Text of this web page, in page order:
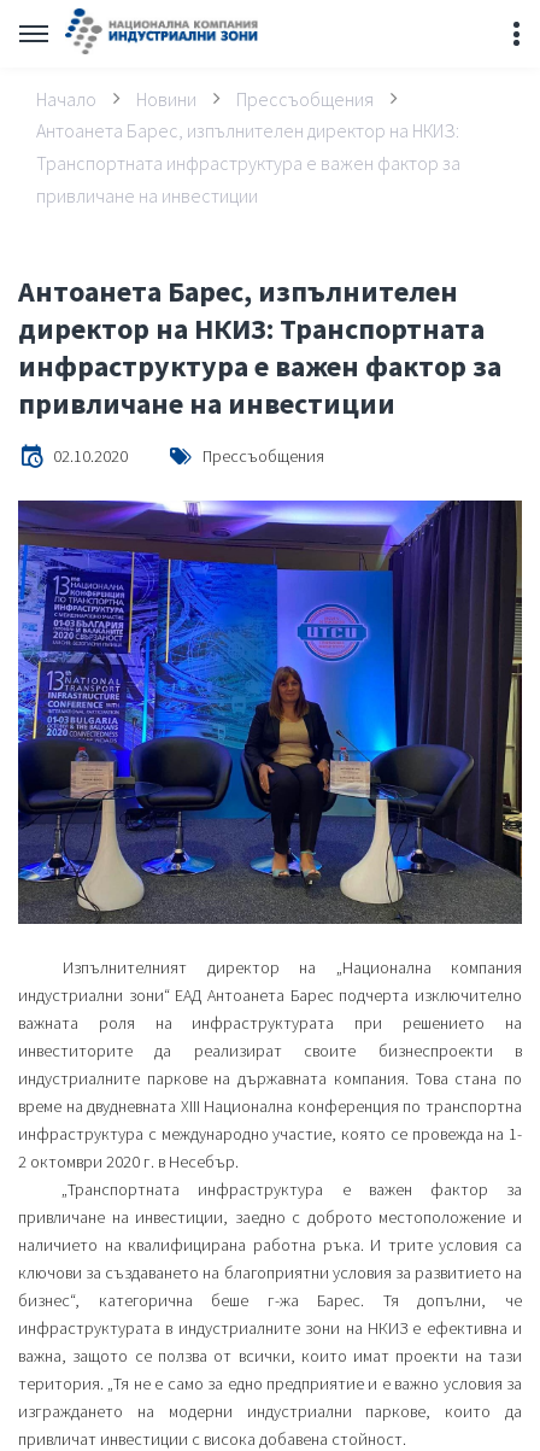
Начало Новини
Прессъобщения
Антоанета Барес, изпълнителен директор на НКИЗ:
Транспортната инфраструктура е важен фактор за
привличане на инвестиции
Антоанета Барес, изпълнителен
директор на НКИЗ: Транспортната
инфраструктура е важен фактор за
привличане на инвестиции
02.10.2020 Прессъобщения
Изпълнителният директор на „Национална компания
индустриални зони“ ЕАД Антоанета Барес подчерта изключително
важната роля на инфраструктурата при решението на
инвеститорите да реализират своите бизнеспроекти в
индустриалните паркове на държавната компания. Това стана по
време на двудневната XIII Национална конференция по транспортна
инфраструктура с международно участие, която се провежда на 1-
2 октомври 2020 г. в Несебър.
„Транспортната инфраструктура е важен фактор за
привличане на инвестиции, заедно с доброто местоположение и
наличието на квалифицирана работна ръка. И трите условия са
ключови за създаването на благоприятни условия за развитието на
бизнес“, категорична беше г-жа Барес. Тя допълни, че
инфраструктурата в индустриалните зони на НКИЗ е ефективна и
важна, защото се ползва от всички, които имат проекти на тази
територия. „Тя не е само за едно предприятие и е важно условия за
изграждането на модерни индустриални паркове, които да
привличат инвестиции с висока добавена стойност.